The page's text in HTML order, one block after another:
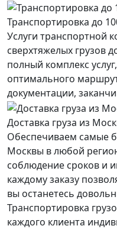
Транспортировка до
Услуги транспортной
сверхтяжелых грузов
полный комплекс
оптимального
документации,
Доставка груза из
Обеспечиваем самые
Москвы в любой
соблюдение сроков и
каждому заказу
вы останетесь
Транспортировка
каждого клиента